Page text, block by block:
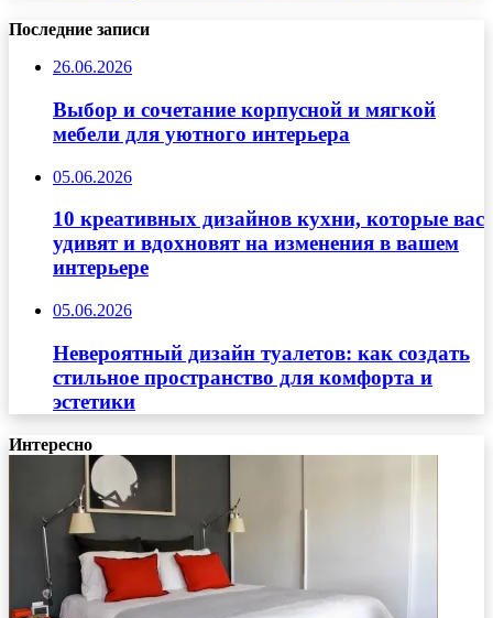
Последние записи
26.06.2026
Выбор и сочетание корпусной и мягкой
мебели для уютного интерьера
05.06.2026
10 креативных дизайнов кухни, которые вас
удивят и вдохновят на изменения в вашем
интерьере
05.06.2026
Невероятный дизайн туалетов: как создать
стильное пространство для комфорта и
эстетики
Интересно